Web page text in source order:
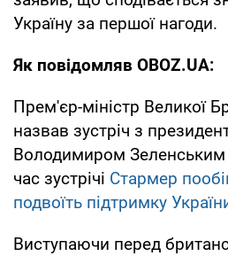
Україну за першої нагоди.
Як повідомляв OBOZ.UA:
Прем'єр-міністр Великої
назвав зустріч з
Володимиром Зеленським
час зустрічі Стармер
подвоїть підтримку
Виступаючи перед